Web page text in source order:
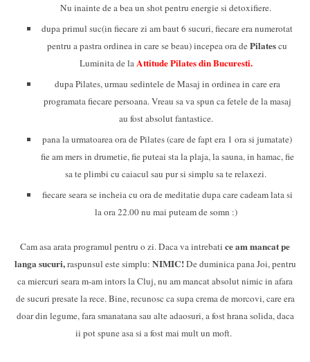
Nu inainte de a bea un shot pentru energie si detoxifiere.
dupa primul suc(in fiecare zi am baut 6 sucuri, fiecare era numerotat
pentru a pastra ordinea in care se beau) incepea ora dePilatescu
Luminita de laAttitude Pilates din Bucuresti.
dupa Pilates, urmau sedintele de Masaj in ordinea in care era
programata fiecare persoana. Vreau sa va spun ca fetele de la masaj
au fost absolut fantastice.
pana la urmatoarea ora de Pilates (care de fapt era 1 ora si jumatate)
fie am mers in drumetie, fie puteai sta la plaja, la sauna, in hamac, fie
sa te plimbi cu caiacul sau pur si simplu sa te relaxezi.
fiecare seara se incheia cu ora de meditatie dupa care cadeam lata si
la ora 22.00 nu mai puteam de somn :)
Cam asa arata programul pentru o zi. Daca va intrebati ce am mancat pe
langa sucuri,raspunsul este simplu: NIMIC!De duminica pana Joi, pentru
ca miercuri seara m-am intors la Cluj, nu am mancat absolut nimic in afara
de sucuri presate la rece. Bine, recunosc ca supa crema de morcovi, care era
doar din legume, fara smanatana sau alte adaosuri, a fost hrana solida, daca
ii pot spune asa si a fost mai mult un moft.